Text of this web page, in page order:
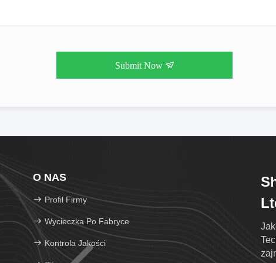
Submit Now
O NAS
Profil Firmy
Wycieczka Po Fabryce
Kontrola Jakości